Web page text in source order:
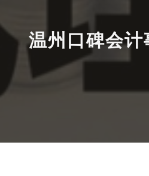
温州口碑会